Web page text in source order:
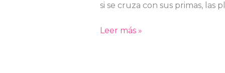
si se cruza con sus primas, las
Leer más »